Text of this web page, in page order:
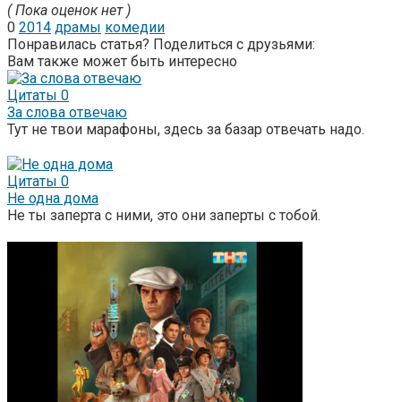
( Пока оценок нет )
0 2014 драмы комедии
Понравилась статья? Поделиться с друзьями:
Вам также может быть интересно
Цитаты 0
За слова отвечаю
Тут не твои марафоны, здесь за базар отвечать надо.
Цитаты 0
Не одна дома
Не ты заперта с ними, это они заперты с тобой.